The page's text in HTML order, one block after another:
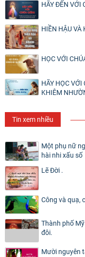
HÃY ĐẾN VỚI
HIỀN HẬU VÀ
HỌC VỚI
HÃY HỌC VỚI
KHIÊM
Tin xem nhiều
Một phụ nữ
hài nhi xấu số
Lẽ Đời .
Công và quạ,
Thành phố
đôi.
Mười nguyên